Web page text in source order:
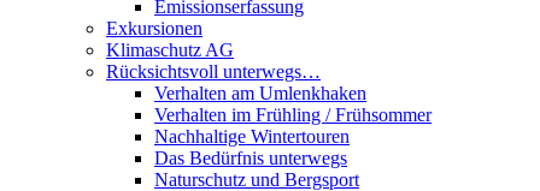
Emissionserfassung
Exkursionen
Klimaschutz AG
Rücksichtsvoll unterwegs…
Verhalten am Umlenkhaken
Verhalten im Frühling / Frühsommer
Nachhaltige Wintertouren
Das Bedürfnis unterwegs
Naturschutz und Bergsport